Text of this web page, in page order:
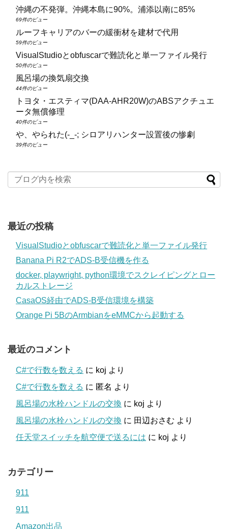
沖縄の不発弾。沖縄本島に90%。浦添以南に85%
69件のビュー
ルーフキャリアのバーの緩衝材を建材で代用
59件のビュー
VisualStudioとobfuscarで難読化と単一ファイル発行
50件のビュー
風呂場の換気扇交換
44件のビュー
トヨタ・エスティマ(DAA‑AHR20W)のABSアクチュエ
ータ無償修理
40件のビュー
や、やられた(-_-; シロアリハンター設置後の惨劇
39件のビュー
最近の投稿
VisualStudioとobfuscarで難読化と単一ファイル発行
Banana Pi R2でADS-B受信機を作る
docker, playwright, python環境でスクレイピングとロー
カルストレージ
CasaOS経由でADS-B受信環境を構築
Orange Pi 5BのArmbianをeMMCから起動する
最近のコメント
C#で行数を数える に koj より
C#で行数を数える に 匿名 より
風呂場の水栓ハンドルの交換 に koj より
風呂場の水栓ハンドルの交換 に 田辺おさむ より
任天堂スイッチを航空便で送るには に koj より
カテゴリー
911
911
Amazon出品